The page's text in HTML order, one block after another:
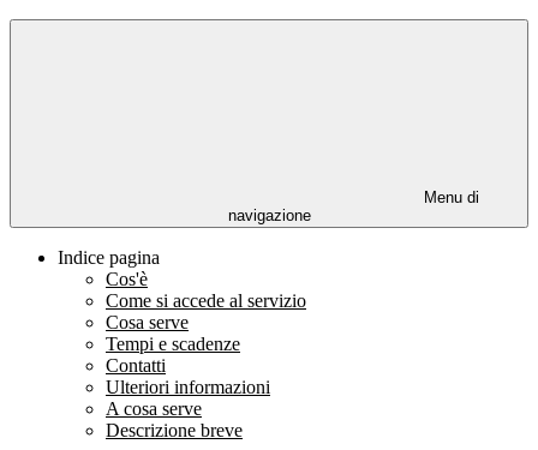
Menu di
navigazione
Indice pagina
Cos'è
Come si accede al servizio
Cosa serve
Tempi e scadenze
Contatti
Ulteriori informazioni
A cosa serve
Descrizione breve